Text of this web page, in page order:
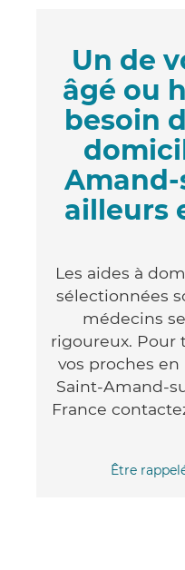
Un de
âgé ou
besoin
ailleurs
Les aides à
sélectionnées
médecins
rigoureux. Pour
vos proches
Saint-Amand-
France
Être